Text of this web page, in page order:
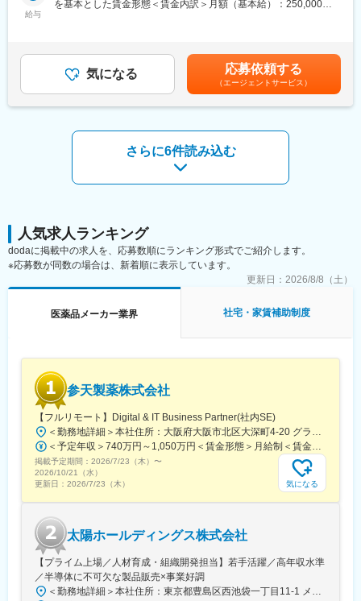
仕事に取り組みつつ、仲間や会社を大切に思う関係を目指してい
女性医療領域に強みを持っています。後発品（ジェネリック医薬
品）である避妊製剤「ファボワール」「ラベルフィーユ」、新薬
では2021年に販売を開始した天然型黄体ホルモン製剤「エフメノ
カプセル」子宮頸管熟化剤「プロウペス」などが主力製品です。
しており、新錠剤棟の稼働を開始しており、ホルモン錠剤の製造
能力が3倍になる予定です。
変更の範囲：会社の定める業務
（4）製造オペレーターへの工程指導
（5）製品製造ラインにて製造業務のサポート
く、医薬品の製造管理および品質管理の基準を満たための様々な
知識が求められます。医薬品原薬・中間体の研究・開発、製造と
くすりづくりのすべてのステージで仕事ができる当社で幅広い知
識を身に付け、スピーディに成長することができます。
間体の研究・開発・製造を、製薬企業の「くすりづくり」の開発
ステージに合わせて提供しています。
★技術情報：https://www.katayama-finechem.co.jp/technology/
■組織構成：
合成反応について、工業化検討を行ってきました。その豊富な経
験から培われたスケールアップ技術により、ラボスケールから実
機生産まで対応することができます。
（2）約2000件の大手製薬会社との信頼関係：私たちは1988年か
ら医薬品の製造業に進出し、長年にわたり数多くの製薬会社と取
引きしてきました。その成果が実り、これまでに約2000件のお引
き合いをいただくことができました。
（3）東証プライム市場上場の堺化学グループの一員：東証プライ
ム市場上場企業のグループとして、コーポレート・ガバナンスの
拡充やコンプライアンスの強化に取り組んでいるほか、グループ
である強みを最大限活かしています。
変更の範囲：会社の定める業務
給与
を基本とした賃金形態＜賃金内訳＞月額（基本給）：250,000円
あくまでも目安の金額であり、選考を通じて上下する可能性があ
ります。月給(月額)は固定手当を含めた表記です。
気になる 応募依頼する
（エージェントサービス）
さらに6件読み込む
人気求人ランキング
dodaに掲載中の求人を、応募数順にランキング形式でご紹介します。
※応募数が同数の場合は、新着順に表示しています。
更新日： 2026/8/8（土）
医薬品メーカー業界 社宅・家賃補助制度
参天製薬株式会社
【フルリモート】Digital & IT Business Partner(社内SE)
＜勤務地詳細＞本社住所：大阪府大阪市北区大深町4-20 グランフロント大阪タワーA25F勤務地最寄駅：JR各線／大阪駅受動喫煙対策：屋内全面禁煙変更の範囲：会社の定める事業所（リモートワーク含む）
＜予定年収＞740万円～1,050万円＜賃金形態＞月給制＜賃金内訳＞月額（基本給）：540,000円～770,000円＜月給＞540,000円～770,000円＜昇給有無＞有＜残業手当＞有＜給与補足＞※経験・能力等を考慮の上、当社規定により決定します。■賞与：年1回支給■基本給改定：年1回（4月）賃金はあくまでも目安の金額であり、選考を通じて上下する可能性があります。月給(月額)は固定手当を含めた表記です。
掲載予定期間： 2026/7/23（木） 〜
2026/10/21（水）
更新日： 2026/7/23（木） 気になる
太陽ホールディングス株式会社
【プライム上場／人材育成・組織開発担当】若手活躍／高年収水準
／半導体に不可欠な製品販売×事業好調
＜勤務地詳細＞本社住所：東京都豊島区西池袋一丁目11-1 メトロポリタンプラザビル16F勤務地最寄駅：各線／池袋駅受動喫煙対策：屋内全面禁煙変更の範囲：会社の定める事業所（リモートワーク含む）